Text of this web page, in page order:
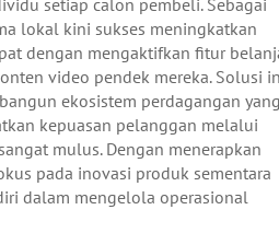
lokal kini sukses meningkatkan
dengan mengaktifkan fitur
video pendek mereka. Solusi
ekosistem perdagangan
kepuasan pelanggan melalui
mulus. Dengan menerapkan
pada inovasi produk sementara
dalam mengelola operasional